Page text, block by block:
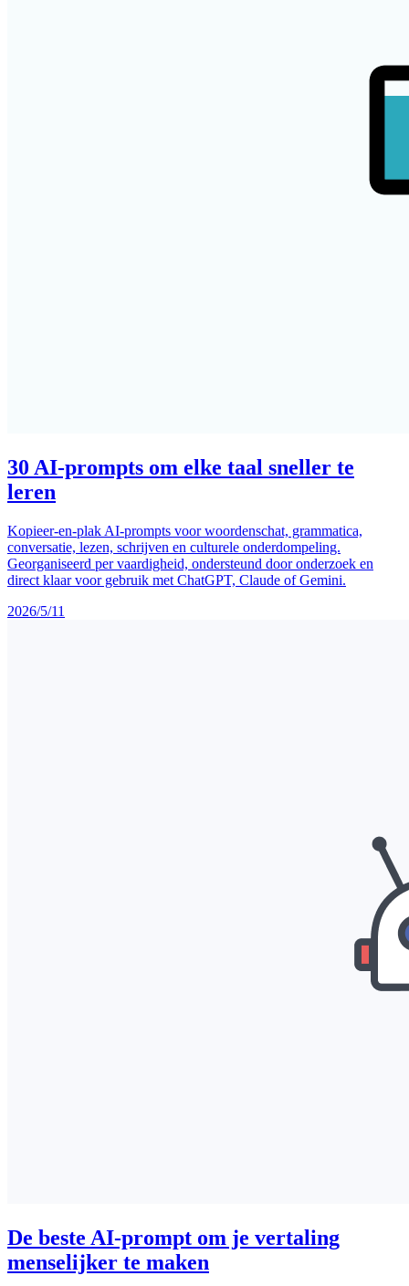
30 AI-prompts om elke taal sneller te
leren
Kopieer-en-plak AI-prompts voor woordenschat, grammatica,
conversatie, lezen, schrijven en culturele onderdompeling.
Georganiseerd per vaardigheid, ondersteund door onderzoek en
direct klaar voor gebruik met ChatGPT, Claude of Gemini.
2026/5/11
De beste AI-prompt om je vertaling
menselijker te maken